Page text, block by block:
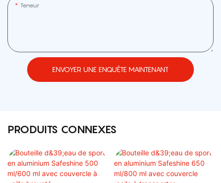
Teneur
ENVOYER UNE ENQUÊTE MAINTENANT
PRODUITS CONNEXES